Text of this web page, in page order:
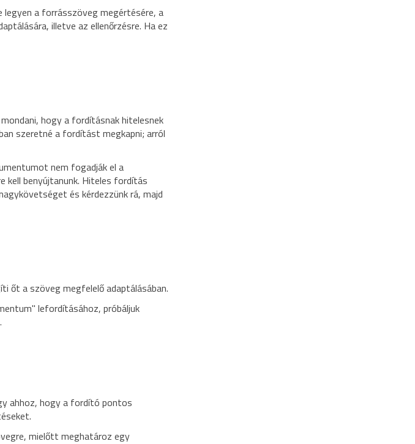
a forrásszöveg megértésére, a
illetve az ellenőrzésre. Ha ez
hogy a fordításnak hitelesnek
szeretné a fordítást megkapni; arról
nem fogadják el a
kell benyújtanunk. Hiteles fordítás
és kérdezzünk rá, majd
őt a szöveg megfelelő adaptálásában.
lefordításához, próbáljuk
ahhoz, hogy a fordító pontos
mielőtt meghatároz egy